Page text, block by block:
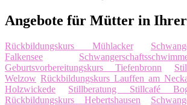
Angebote für Mütter in Ihrer
Rückbildungskurs Mühlacker
Falkensee
Geburtsvorbereitungskurs Tiefenbronn
Welzow Rückbildungskurs Lauffen am
Holzwickede
Stillberatung Stillcafé
Rückbildungskurs Hebertshausen